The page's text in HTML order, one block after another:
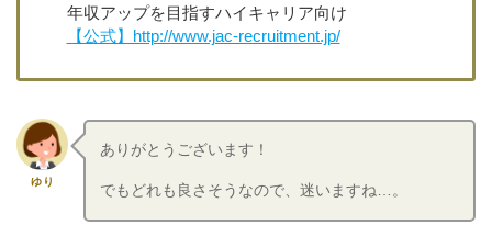
年収アップを目指すハイキャリア向け
【公式】http://www.jac-recruitment.jp/
ゆり
ありがとうございます！
でもどれも良さそうなので、迷いますね…。